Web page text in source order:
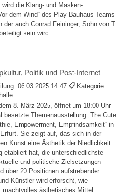
wird die Klang- und Masken-
dem Wind“ des Play Bauhaus Teams
der auch Conrad Feininger, Sohn von T.
sein wird.
Politik und Post-Internet
06.03.2025 14:47
Kategorie:
8. März 2025, öffnet um 18:00 Uhr
besetzte Themenausstellung „The Cute
Empowerment, Empfindsamkeit“ in
Sie zeigt auf, das sich in der
Kunst eine Ästhetik der Niedlichkeit
etabliert hat, die unterschiedlichste
und politische Zielsetzungen
über 20 Positionen aufstrebender
Künstler wird erforscht, wie
machtvolles ästhetisches Mittel